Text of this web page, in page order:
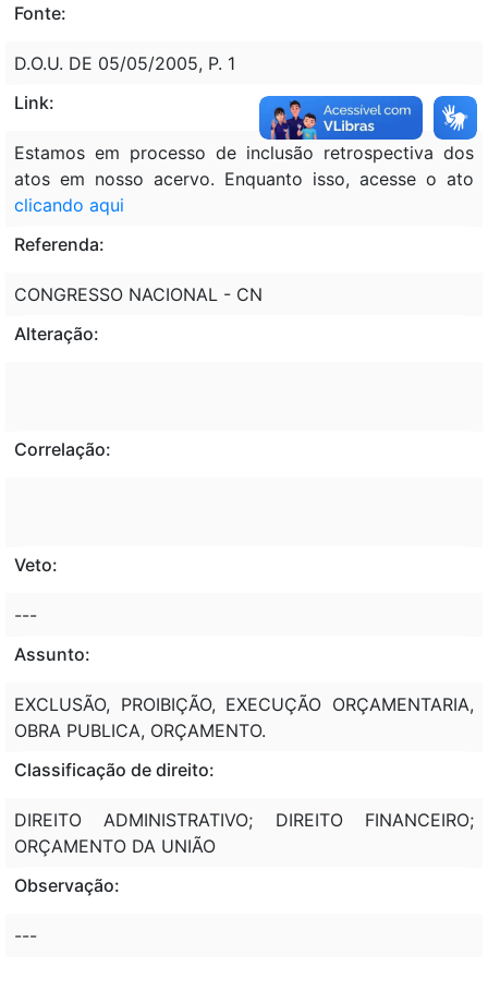
Fonte:
D.O.U. DE 05/05/2005, P. 1
Link:
Estamos em processo de inclusão retrospectiva dos
atos em nosso acervo. Enquanto isso, acesse o ato
clicando aqui
Referenda:
CONGRESSO NACIONAL - CN
Alteração:
Correlação:
Veto:
---
Assunto:
EXCLUSÃO, PROIBIÇÃO, EXECUÇÃO ORÇAMENTARIA,
OBRA PUBLICA, ORÇAMENTO.
Classificação de direito:
DIREITO ADMINISTRATIVO; DIREITO FINANCEIRO;
ORÇAMENTO DA UNIÃO
Observação:
---